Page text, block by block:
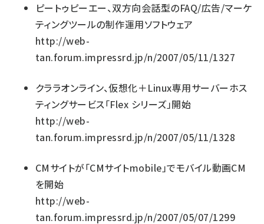
ピートゥピーエー、双方向会話型のFAQ/広告/マーケ
ティングツールの制作運用ソフトウェア
http://web-
tan.forum.impressrd.jp/n/2007/05/11/1327
クララオンライン、仮想化＋Linux専用サーバーホス
ティングサービス「Flex シリーズ」開始
http://web-
tan.forum.impressrd.jp/n/2007/05/11/1328
CMサイトが「CMサイトmobile」でモバイル動画CM
を開始
http://web-
tan.forum.impressrd.jp/n/2007/05/07/1299